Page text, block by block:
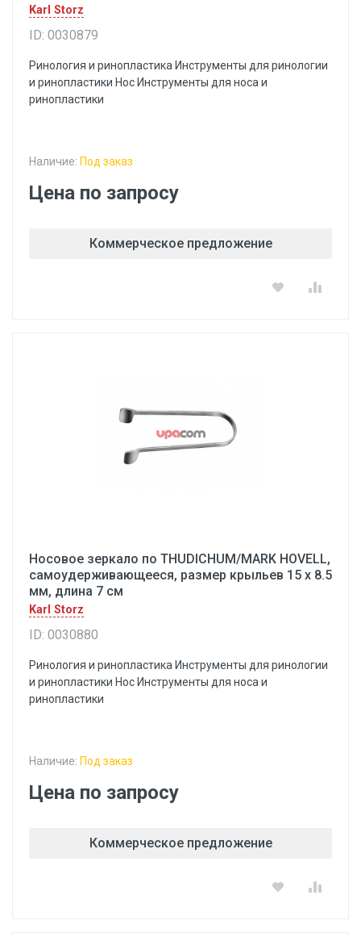
Karl Storz
ID: 0030879
Ринология и ринопластика Инструменты для ринологии
и ринопластики Hoc Инструменты для носа и
ринопластики
Наличие: Под заказ
Цена по запросу
Коммерческое предложение
Носовое зеркало по THUDICHUM/MARK HOVELL,
самоудерживающееся, размер крыльев 15 х 8.5
мм, длина 7 см
Karl Storz
ID: 0030880
Ринология и ринопластика Инструменты для ринологии
и ринопластики Hoc Инструменты для носа и
ринопластики
Наличие: Под заказ
Цена по запросу
Коммерческое предложение